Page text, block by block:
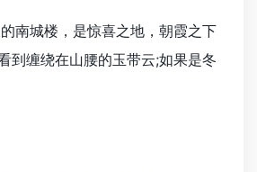
南城楼，是惊喜之地，朝霞之下
到缠绕在山腰的玉带云;如果是冬